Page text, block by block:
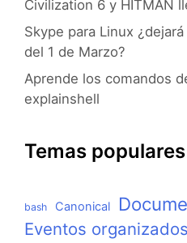
Civilization 6 y HITMAN
Skype para Linux
del 1 de Marzo?
Aprende los comandos
explainshell
Temas populares
bash Canonical
Eventos organizados